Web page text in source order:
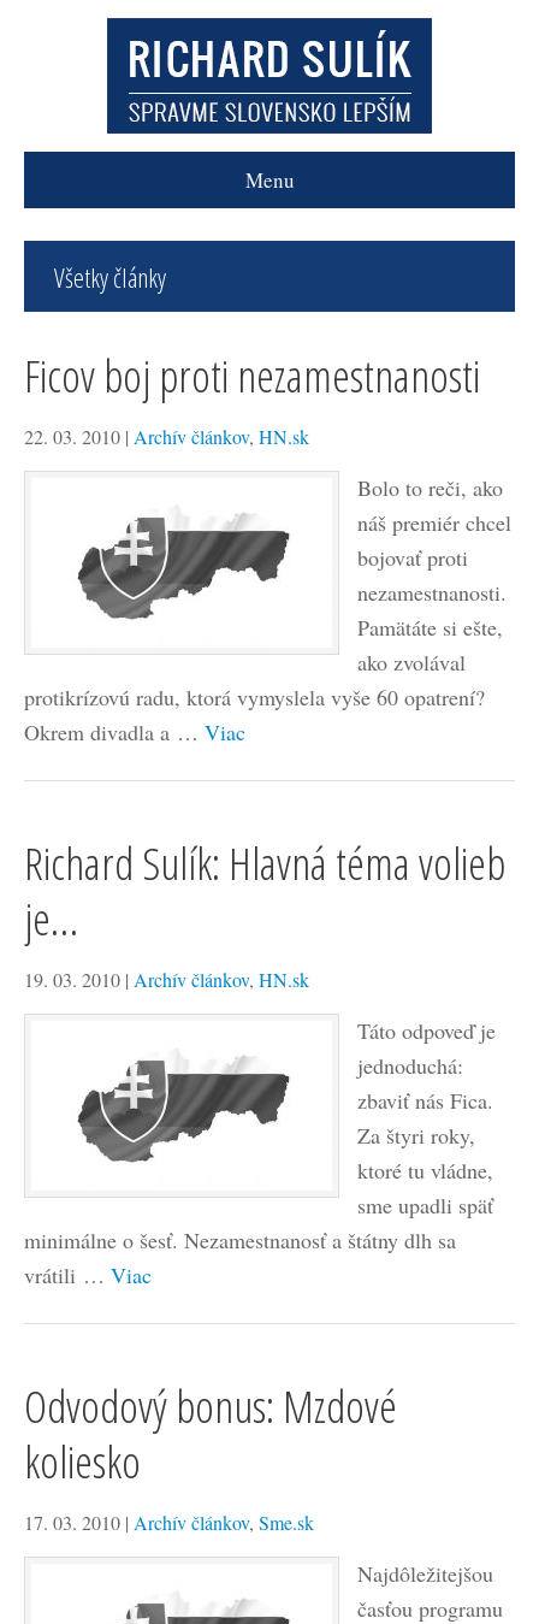
Menu
Všetky články
Ficov boj proti nezamestnanosti
22. 03. 2010 | Archív článkov, HN.sk
Bolo to reči, ako
náš premiér chcel
bojovať proti
nezamestnanosti.
Pamätáte si ešte,
ako zvolával
protikrízovú radu, ktorá vymyslela vyše 60 opatrení?
Okrem divadla a … Viac
Richard Sulík: Hlavná téma volieb
je…
19. 03. 2010 | Archív článkov, HN.sk
Táto odpoveď je
jednoduchá:
zbaviť nás Fica.
Za štyri roky,
ktoré tu vládne,
sme upadli späť
minimálne o šesť. Nezamestnanosť a štátny dlh sa
vrátili … Viac
Odvodový bonus: Mzdové
koliesko
17. 03. 2010 | Archív článkov, Sme.sk
Najdôležitejšou
časťou programu